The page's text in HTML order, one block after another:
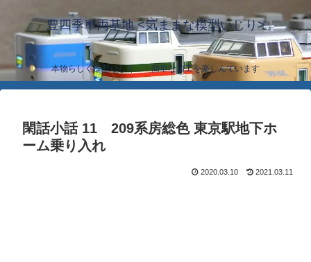
豊四季車両基地 <気ままな模型いじり>
本物らしく模型らしく… 簡単な加工を楽しんでいます
閑話小話 11 209系房総色 東京駅地下ホ
ーム乗り入れ
2020.03.10 2021.03.11